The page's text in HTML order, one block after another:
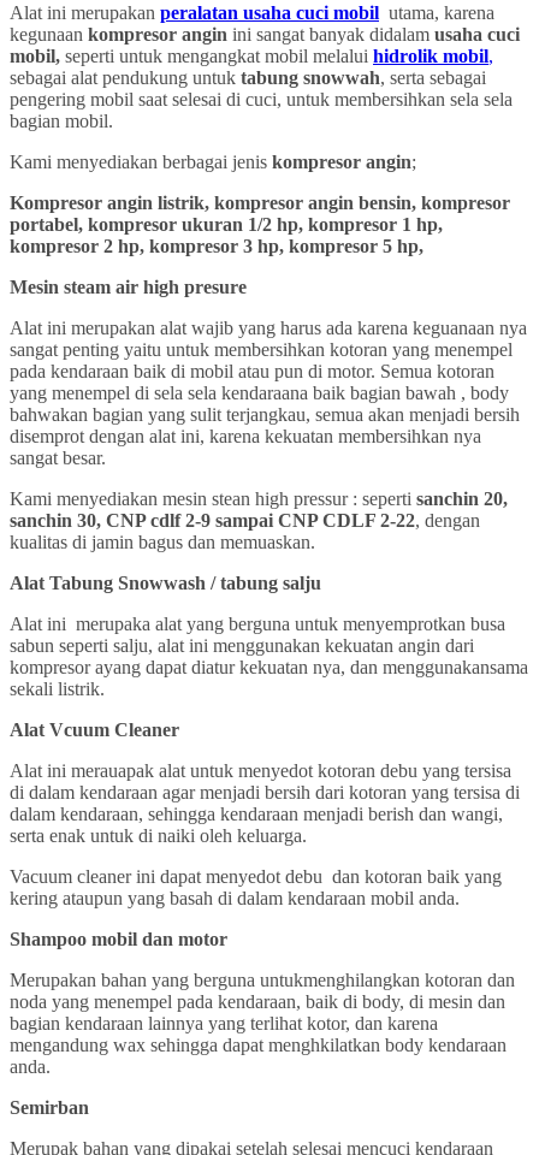
Alat ini merupakan peralatan usaha cuci mobil utama, karena
kegunaan kompresor angin ini sangat banyak didalam usaha cuci
mobil, seperti untuk mengangkat mobil melalui hidrolik mobil,
sebagai alat pendukung untuk tabung snowwah, serta sebagai
pengering mobil saat selesai di cuci, untuk membersihkan sela sela
bagian mobil.
Kami menyediakan berbagai jenis kompresor angin;
Kompresor angin listrik, kompresor angin bensin, kompresor
portabel, kompresor ukuran 1/2 hp, kompresor 1 hp,
kompresor 2 hp, kompresor 3 hp, kompresor 5 hp,
Mesin steam air high presure
Alat ini merupakan alat wajib yang harus ada karena keguanaan nya
sangat penting yaitu untuk membersihkan kotoran yang menempel
pada kendaraan baik di mobil atau pun di motor. Semua kotoran
yang menempel di sela sela kendaraana baik bagian bawah , body
bahwakan bagian yang sulit terjangkau, semua akan menjadi bersih
disemprot dengan alat ini, karena kekuatan membersihkan nya
sangat besar.
Kami menyediakan mesin stean high pressur : seperti sanchin 20,
sanchin 30, CNP cdlf 2-9 sampai CNP CDLF 2-22, dengan
kualitas di jamin bagus dan memuaskan.
Alat Tabung Snowwash / tabung salju
Alat ini merupaka alat yang berguna untuk menyemprotkan busa
sabun seperti salju, alat ini menggunakan kekuatan angin dari
kompresor ayang dapat diatur kekuatan nya, dan menggunakansama
sekali listrik.
Alat Vcuum Cleaner
Alat ini merauapak alat untuk menyedot kotoran debu yang tersisa
di dalam kendaraan agar menjadi bersih dari kotoran yang tersisa di
dalam kendaraan, sehingga kendaraan menjadi berish dan wangi,
serta enak untuk di naiki oleh keluarga.
Vacuum cleaner ini dapat menyedot debu dan kotoran baik yang
kering ataupun yang basah di dalam kendaraan mobil anda.
Shampoo mobil dan motor
Merupakan bahan yang berguna untukmenghilangkan kotoran dan
noda yang menempel pada kendaraan, baik di body, di mesin dan
bagian kendaraan lainnya yang terlihat kotor, dan karena
mengandung wax sehingga dapat menghkilatkan body kendaraan
anda.
Semirban
Merupak bahan yang dipakai setelah selesai mencuci kendaraan